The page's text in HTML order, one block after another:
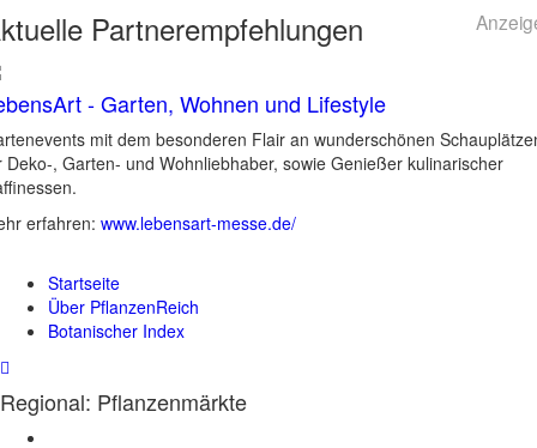
Partnerempfehlungen
- Garten, Wohnen und Lifestyle
mit dem besonderen Flair an wunderschönen
Deko-, Garten- und Wohnliebhaber, sowie Genießer kulinarischer
erfahren: www.lebensart-messe.de/
Startseite
Über PflanzenReich
Botanischer Index
Regional: Pflanzenmärkte